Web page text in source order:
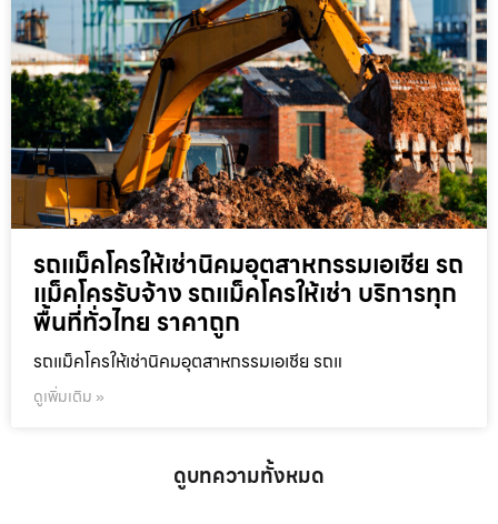
รถแม็คโครให้เช่านิคมอุตสาหกรรมเอเชีย รถ
แม็คโครรับจ้าง รถแม็คโครให้เช่า บริการทุก
พื้นที่ทั่วไทย ราคาถูก
รถแม็คโครให้เช่านิคมอุตสาหกรรมเอเชีย รถแ
ดูเพิ่มเติม »
ดูบทความทั้งหมด